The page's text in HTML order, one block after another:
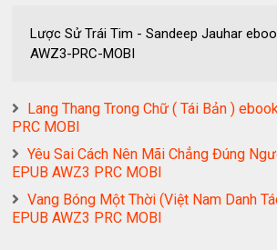
Lược Sử Trái Tim - Sandeep Jauhar
AWZ3-PRC-MOBI
Lang Thang Trong Chữ ( Tái Bản )
PRC MOBI
Yêu Sai Cách Nên Mãi Chẳng Đúng
EPUB AWZ3 PRC MOBI
Vang Bóng Một Thời (Việt Nam Danh
EPUB AWZ3 PRC MOBI